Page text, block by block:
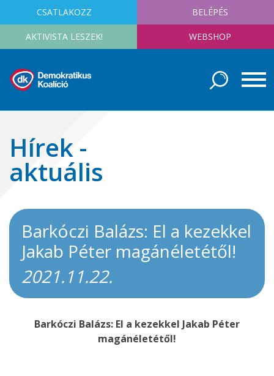
CSATLAKOZZ BELÉPÉS
AKTIVISTA LESZEK! WEBSHOP
Hírek -
aktuális
Barkóczi Balázs: El a kezekkel
Jakab Péter magánéletétől!
2021.11.22.
Barkóczi Balázs: El a kezekkel Jakab Péter
magánéletétől!